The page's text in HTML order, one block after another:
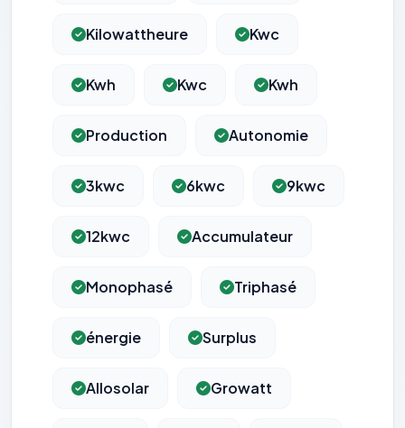
Kilowattheure Kwc
Kwh Kwc Kwh
Production Autonomie
3kwc 6kwc 9kwc
12kwc Accumulateur
Monophasé Triphasé
énergie Surplus
Allosolar Growatt